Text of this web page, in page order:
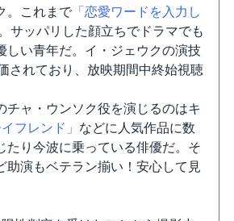
。これまで 「恋愛ワードを入力し
サッパリした顔立ちでドラマでも
しい青年だ。イ・ジェウクの演技
されており、放映期間中終始視聴
チャ・ウンソク役を演じるのはキ
イフレンド」 などに人気作品に数
たり今波に乗っている俳優だ。そ
演もベテラン揃い！安心して見